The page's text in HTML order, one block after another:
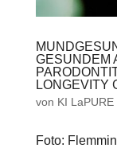
GESUNDEM
LONGEVITY
von KI LaPURE
Foto: